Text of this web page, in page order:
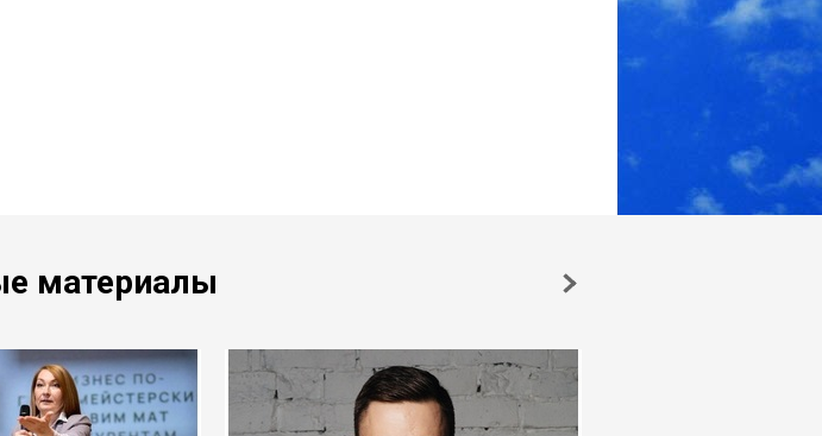
материалы